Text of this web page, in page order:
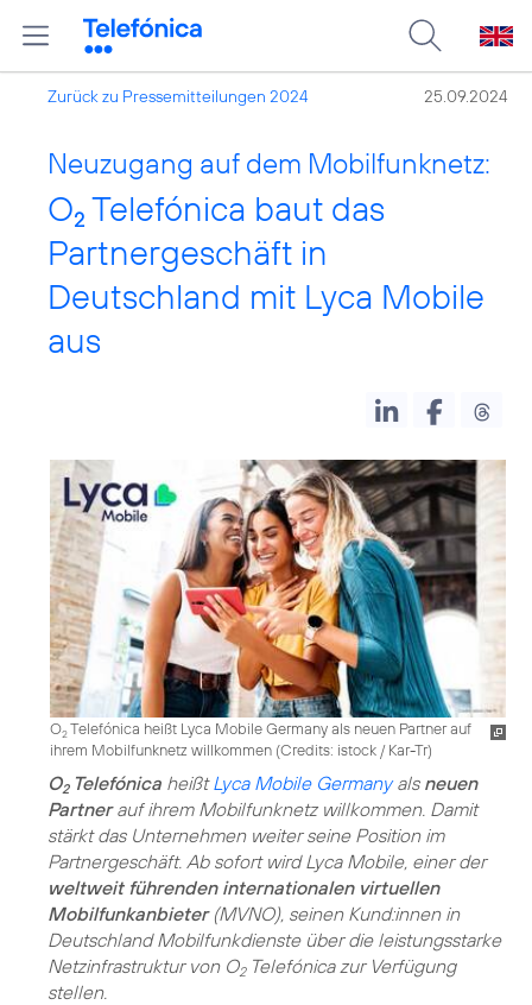
Zurück zu Pressemitteilungen 2024 25.09.2024
Neuzugang auf dem Mobilfunknetz:
O2 Telefónica baut das
Partnergeschäft in
Deutschland mit Lyca Mobile
aus
O2Telefónica heißt Lyca Mobile Germany als neuen Partner auf
ihrem Mobilfunknetz willkommen (Credits: istock / Kar-Tr)
O2Telefónica heißtLyca Mobile Germanyals neuen
Partnerauf ihrem Mobilfunknetz willkommen. Damit
stärkt das Unternehmen weiter seine Position im
Partnergeschäft. Ab sofort wird Lyca Mobile, einer der
weltweit führenden internationalen virtuellen
Mobilfunkanbieter(MVNO), seinen Kund:innen in
Deutschland Mobilfunkdienste über die leistungsstarke
Netzinfrastruktur von O2Telefónica zur Verfügung
stellen.